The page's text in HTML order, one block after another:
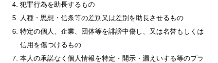
犯罪行為を助長するもの
人種・思想・信条等の差別又は差別を助長させるもの
特定の個人、企業、団体等を誹謗中傷し、又は名誉もしくは
信用を傷つけるもの
本人の承諾なく個人情報を特定・開示・漏えいする等のプラ